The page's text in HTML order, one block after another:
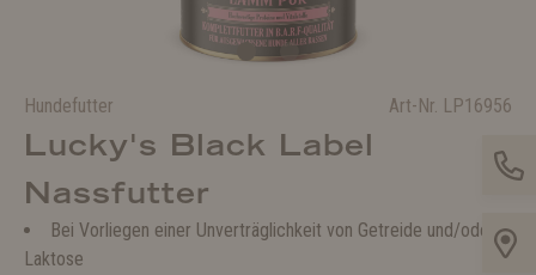
Hundefutter Art-Nr. LP16956
Lucky's Black Label
Nassfutter
Bei Vorliegen einer Unverträglichkeit von Getreide und/oder
Laktose